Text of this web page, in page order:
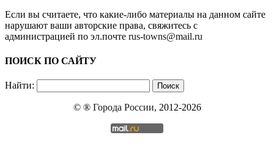
Если вы считаете, что какие-либо материалы на данном сайте
нарушают ваши авторские права, свяжитесь с
администрацией по эл.почте rus-towns@mail.ru
ПОИСК ПО САЙТУ
Найти:
© ® Города России, 2012-2026